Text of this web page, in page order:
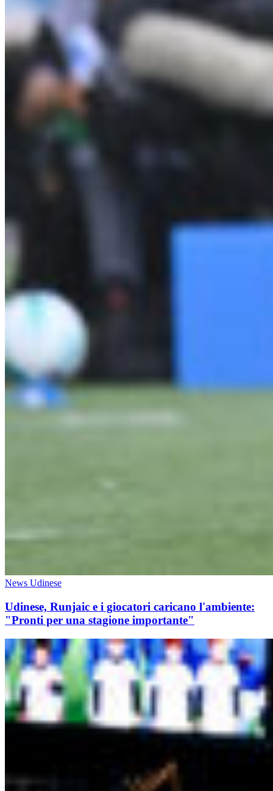
News Udinese
Udinese, Runjaic e i giocatori caricano l'ambiente:
"Pronti per una stagione importante"